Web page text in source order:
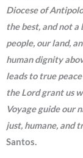
Diocese of
the best, and not a
people, our land,
human dignity
leads to true
the Lord grant us
Voyage guide our
just, humane, and
Santos.